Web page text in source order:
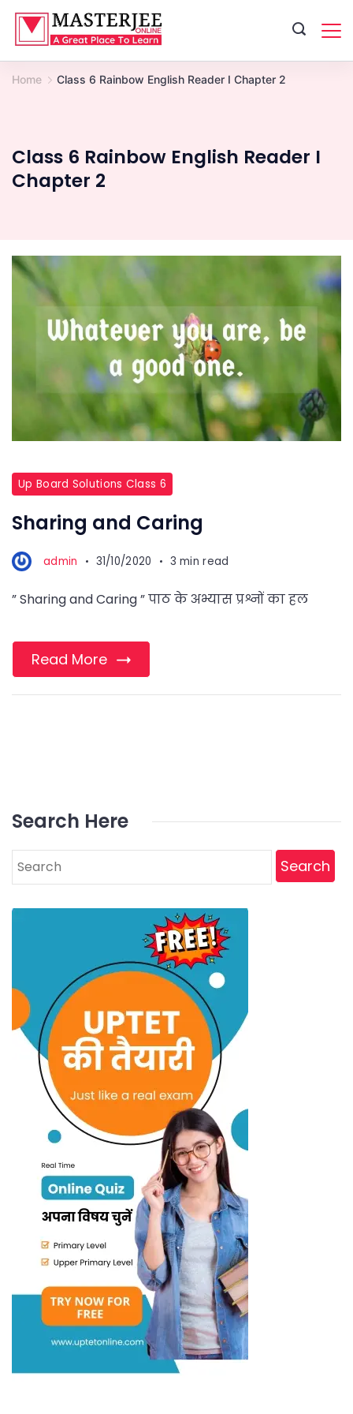
Skip
content
Home Class 6 Rainbow English Reader I Chapter 2
Class 6 Rainbow English Reader I
Chapter 2
Up Board Solutions Class 6
Sharing and Caring
admin 31/10/2020 3 min read
” Sharing and Caring ” पाठ के अभ्यास प्रश्नों का हल
Read More
Search Here
Search
for: